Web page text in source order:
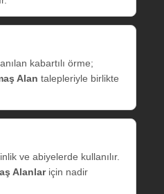
kabartılı örme;
Alan talepleriyle birlikte
ve abiyelerde kullanılır.
Alanlariçin nadir